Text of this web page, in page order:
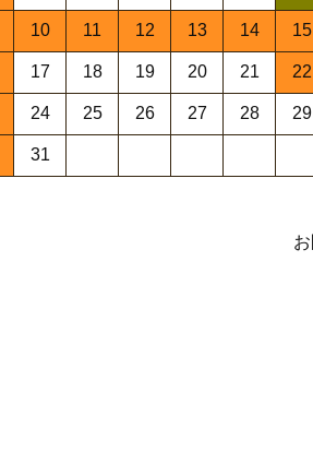
10 11 12 13 14 15
17 18 19 20 21 22
24 25 26 27 28 29
31